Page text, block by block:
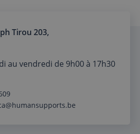
Tirou 203,
au vendredi de 9h00 à 17h30